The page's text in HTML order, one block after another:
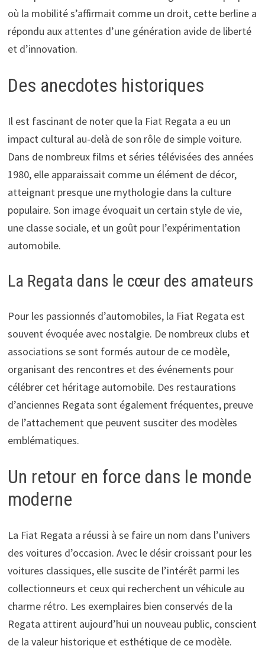
où la mobilité s’affirmait comme un droit, cette berline a
répondu aux attentes d’une génération avide de liberté
et d’innovation.
Des anecdotes historiques
Il est fascinant de noter que la Fiat Regata a eu un
impact cultural au-delà de son rôle de simple voiture.
Dans de nombreux films et séries télévisées des années
1980, elle apparaissait comme un élément de décor,
atteignant presque une mythologie dans la culture
populaire. Son image évoquait un certain style de vie,
une classe sociale, et un goût pour l’expérimentation
automobile.
La Regata dans le cœur des amateurs
Pour les passionnés d’automobiles, la Fiat Regata est
souvent évoquée avec nostalgie. De nombreux clubs et
associations se sont formés autour de ce modèle,
organisant des rencontres et des événements pour
célébrer cet héritage automobile. Des restaurations
d’anciennes Regata sont également fréquentes, preuve
de l’attachement que peuvent susciter des modèles
emblématiques.
Un retour en force dans le monde
moderne
La Fiat Regata a réussi à se faire un nom dans l’univers
des voitures d’occasion. Avec le désir croissant pour les
voitures classiques, elle suscite de l’intérêt parmi les
collectionneurs et ceux qui recherchent un véhicule au
charme rétro. Les exemplaires bien conservés de la
Regata attirent aujourd’hui un nouveau public, conscient
de la valeur historique et esthétique de ce modèle.